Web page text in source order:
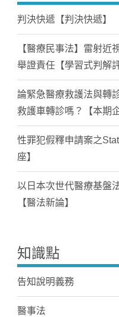
判決快遞【判決快遞】
【醫療民事法】雷射近
舉證責任【學習式判解評
論緊急醫療救護法與轉
救護車轉診嗎？【本期企
性罪犯假釋申請案之
座】
以日本次世代醫療基盤
【醫法新論】
知識點
告知說明義務
醫事法